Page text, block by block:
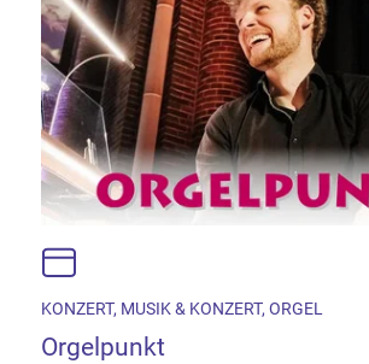
Google Map laden
Mit dem Laden der Karte akzeptieren
Anwendung Google Maps beim
Inhalten Cookies auf Ihrem Gerät setzt,
Reichweitenmessung und
Näheres s.zur Datenschutzerklärung
KONZERT, MUSIK & KONZERT, ORGEL
Orgelpunkt